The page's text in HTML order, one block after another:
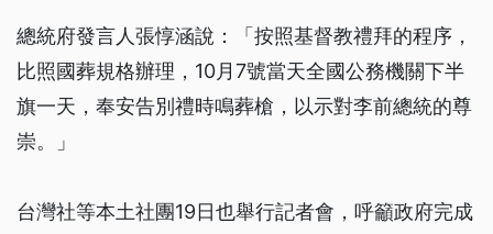
總統府發言人張惇涵說：「按照基督教禮拜的程序，
比照國葬規格辦理，10月7號當天全國公務機關下半
旗一天，奉安告別禮時鳴葬槍，以示對李前總統的尊
崇。」
台灣社等本土社團19日也舉行記者會，呼籲政府完成